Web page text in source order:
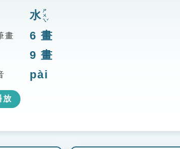
水ㄕㄨㄟˇ
畫 6 畫
9 畫
pài
放